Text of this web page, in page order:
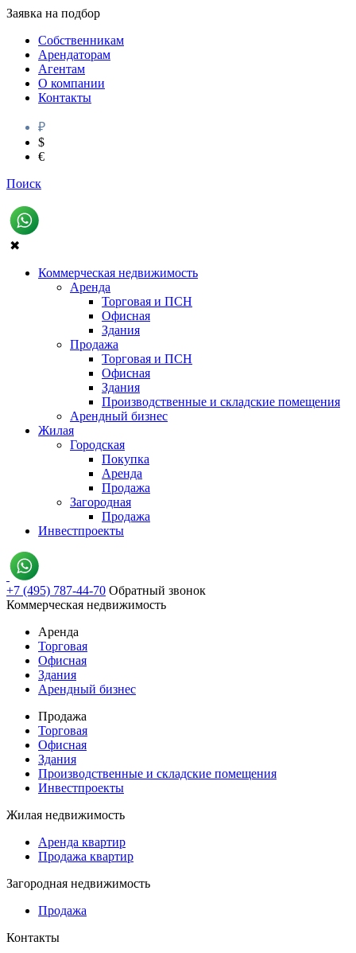
Заявка на подбор
Собственникам
Арендаторам
Агентам
О компании
Контакты
₽
$
€
Поиск
✖
Коммерческая недвижимость
Аренда
Торговая и ПСН
Офисная
Здания
Продажа
Торговая и ПСН
Офисная
Здания
Производственные и складские помещения
Арендный бизнес
Жилая
Городская
Покупка
Аренда
Продажа
Загородная
Продажа
Инвестпроекты
+7 (495) 787-44-70 Обратный звонок
Коммерческая недвижимость
Аренда
Торговая
Офисная
Здания
Арендный бизнес
Продажа
Торговая
Офисная
Здания
Производственные и складские помещения
Инвестпроекты
Жилая недвижимость
Аренда квартир
Продажа квартир
Загородная недвижимость
Продажа
Контакты